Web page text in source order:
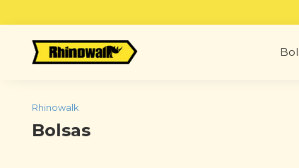
to
content
Rhinowalk
Bolsas